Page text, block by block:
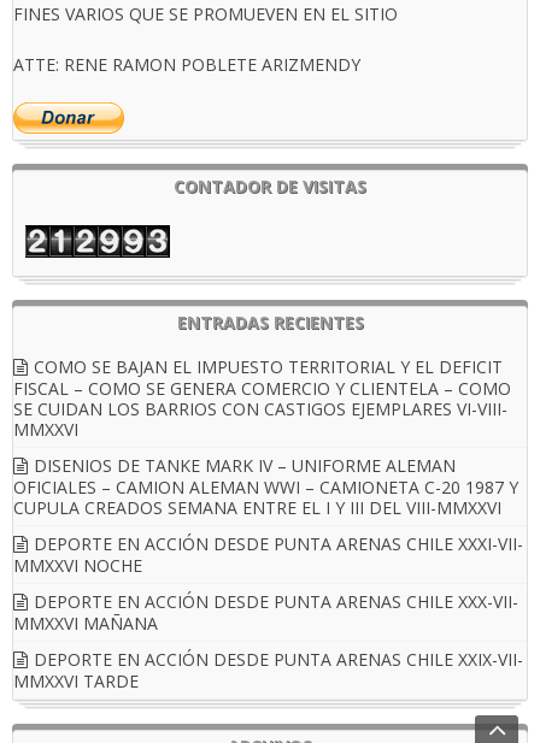
FINES VARIOS QUE SE PROMUEVEN EN EL SITIO
ATTE: RENE RAMON POBLETE ARIZMENDY
CONTADOR DE VISITAS
ENTRADAS RECIENTES
COMO SE BAJAN EL IMPUESTO TERRITORIAL Y EL DEFICIT
FISCAL – COMO SE GENERA COMERCIO Y CLIENTELA – COMO
SE CUIDAN LOS BARRIOS CON CASTIGOS EJEMPLARES VI-VIII-
MMXXVI
DISENIOS DE TANKE MARK IV – UNIFORME ALEMAN
OFICIALES – CAMION ALEMAN WWI – CAMIONETA C-20 1987 Y
CUPULA CREADOS SEMANA ENTRE EL I Y III DEL VIII-MMXXVI
DEPORTE EN ACCIÓN DESDE PUNTA ARENAS CHILE XXXI-VII-
MMXXVI NOCHE
DEPORTE EN ACCIÓN DESDE PUNTA ARENAS CHILE XXX-VII-
MMXXVI MAÑANA
DEPORTE EN ACCIÓN DESDE PUNTA ARENAS CHILE XXIX-VII-
MMXXVI TARDE